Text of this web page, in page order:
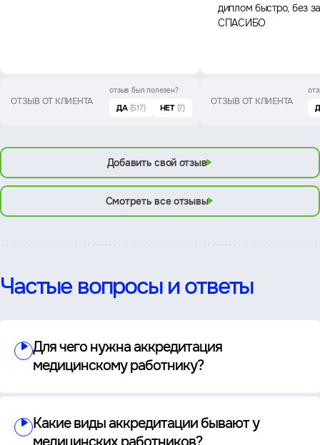
ОТЗЫВ ОТ КЛИЕНТА
отзыв был полезен?
ДА (517) НЕТ (7)
диплом быстро, без
СПАСИБО
ОТЗЫВ ОТ КЛИЕНТА
Добавить свой отзыв
Смотреть все отзывы
Частые вопросы и ответы
Для чего нужна аккредитация
медицинскому работнику?
Какие виды аккредитации бывают у